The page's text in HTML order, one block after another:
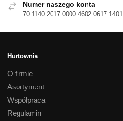
Numer naszego konta
70 1140 2017 0000 4602 0617 1401
Hurtownia
O firmie
Asortyment
Współpraca
Regulamin